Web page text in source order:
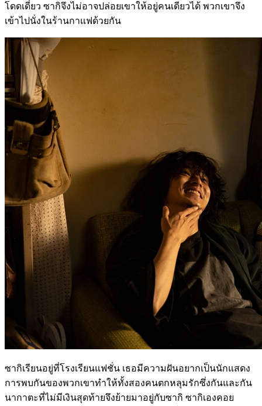
โดดเดี่ยว ซากิจึงไม่อาจปล่อยเขาให้อยู่คนเดียวได้ พวกเขาจึง
เข้าไปนั่งในร้านกาแฟด้วยกัน
ซากิเรียนอยู่ที่โรงเรียนแฟชั่น เธอมีความฝันอยากเป็นนักแสดง
การพบกันของพวกเขาทำให้ทั้งสองคนตกหลุมรักซึ่งกันและกัน
นากาตะที่ไม่มีเงินสุดท้ายจึงย้ายมาอยู่กับซากิ ซากิเองคอย